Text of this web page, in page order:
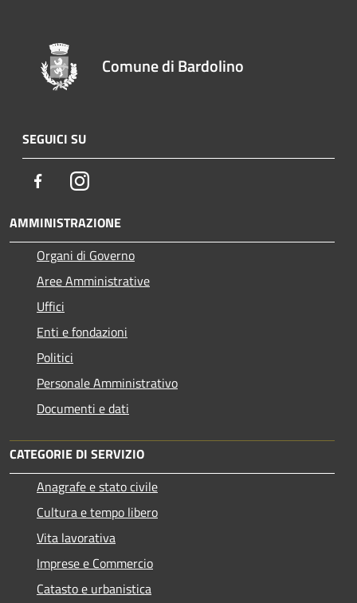
Comune di Bardolino
SEGUICI SU
FacebookInstagram
AMMINISTRAZIONE
Organi di Governo
Aree Amministrative
Uffici
Enti e fondazioni
Politici
Personale Amministrativo
Documenti e dati
CATEGORIE DI SERVIZIO
Anagrafe e stato civile
Cultura e tempo libero
Vita lavorativa
Imprese e Commercio
Catasto e urbanistica